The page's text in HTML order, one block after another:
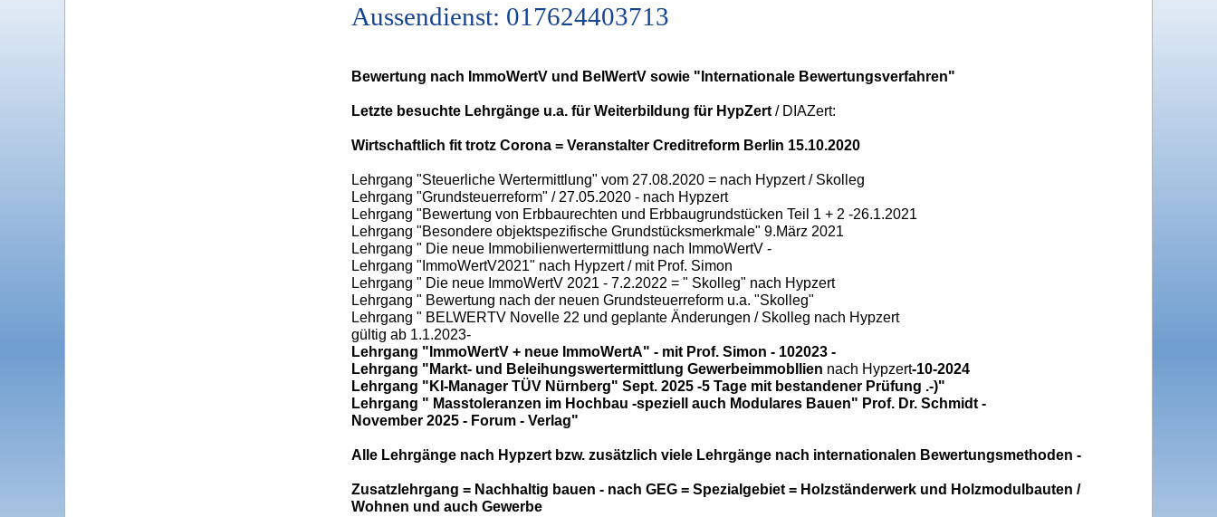
Aussendienst: 017624403713
Bewertung nach ImmoWertV und BelWertV sowie "Internationale Bewertungsverfahren"
Letzte besuchte Lehrgänge u.a. für Weiterbildung für HypZert / DIAZert:
Wirtschaftlich fit trotz Corona = Veranstalter Creditreform Berlin 15.10.2020
Lehrgang "Steuerliche Wertermittlung" vom 27.08.2020 = nach Hypzert / Skolleg
Lehrgang "Grundsteuerreform" / 27.05.2020 - nach Hypzert
Lehrgang "Bewertung von Erbbaurechten und Erbbaugrundstücken Teil 1 + 2 -26.1.2021
Lehrgang "Besondere objektspezifische Grundstücksmerkmale" 9.März 2021
Lehrgang " Die neue Immobilienwertermittlung nach ImmoWertV -
Lehrgang "ImmoWertV2021" nach Hypzert / mit Prof. Simon
Lehrgang " Die neue ImmoWertV 2021 - 7.2.2022 = " Skolleg" nach Hypzert
Lehrgang " Bewertung nach der neuen Grundsteuerreform u.a. "Skolleg"
Lehrgang " BELWERTV Novelle 22 und geplante Änderungen / Skolleg nach Hypzert
gültig ab 1.1.2023-
Lehrgang "ImmoWertV + neue ImmoWertA" - mit Prof. Simon - 102023 -
Lehrgang "Markt- und Beleihungswertermittlung Gewerbeimmobllien nach Hypzert-10-2024
Lehrgang "KI-Manager TÜV Nürnberg" Sept. 2025 -5 Tage mit bestandener Prüfung .-)"
Lehrgang " Masstoleranzen im Hochbau -speziell auch Modulares Bauen" Prof. Dr. Schmidt -
November 2025 - Forum - Verlag"
Alle Lehrgänge nach Hypzert bzw. zusätzlich viele Lehrgänge nach internationalen Bewertungsmethoden -
Zusatzlehrgang = Nachhaltig bauen - nach GEG = Spezialgebiet = Holzständerwerk und Holzmodulbauten /
Wohnen und auch Gewerbe